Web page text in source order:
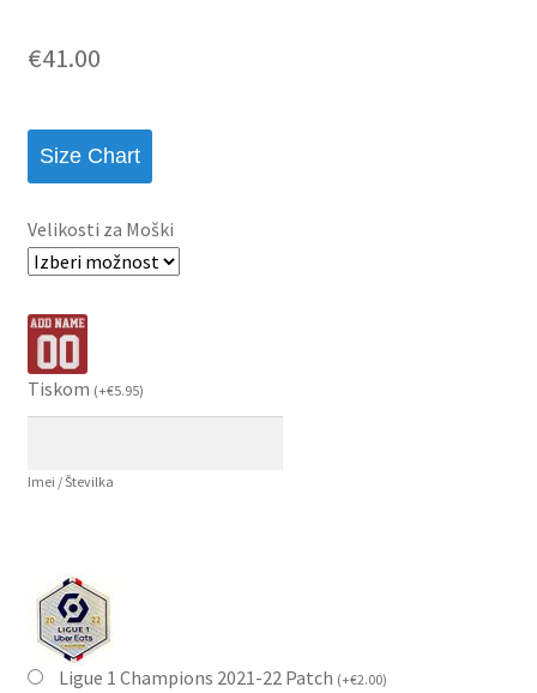
€41.00
Size Chart
Velikosti za Moški
Tiskom (+€5.95)
Imei / Številka
Ligue 1 Champions 2021-22 Patch (+€2.00)